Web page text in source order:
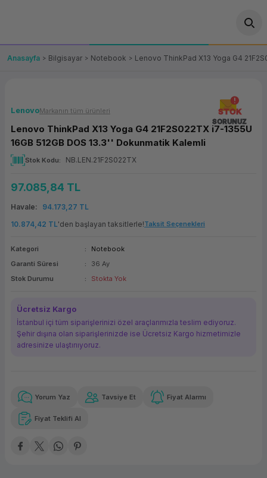
OT/VT Ürünleri
Fiş Yazıcı
Panel PC
(Firewall)
Bileşenleri
Makinesi
Makinesi
Çözümleri
Bağlantı
Yedekleme
Ürünler
Paketi
Anasayfa Bilgisayar Notebook Lenovo ThinkPad X13 Yoga G4
STOK
SORUNUZ
LenovoMarkanın tüm ürünleri
Lenovo ThinkPad X13 Yoga G4 21F2S022TX i7-1355U
16GB 512GB DOS 13.3'' Dokunmatik Kalemli
Stok Kodu NB.LEN.21F2S022TX
97.085,84 TL
Havale
94.173,27 TL
10.874,42 TL'den başlayan taksitlerle!Taksit Seçenekleri
Kategori
Notebook
Garanti Süresi
36 Ay
Stok Durumu
Stokta Yok
Ücretsiz Kargo
İstanbul içi tüm siparişlerinizi özel araçlarımızla teslim ediyoruz.
Şehir dışına olan siparişlerinizde ise Ücretsiz Kargo hizmetimizle
adresinize ulaştırııyoruz.
Güvenilir Alışveriş
Kolay iade imkanı
10.874,42 TL
Yorum Yaz Tavsiye Et Fiyat Alarmı
Fiyat Teklifi Al